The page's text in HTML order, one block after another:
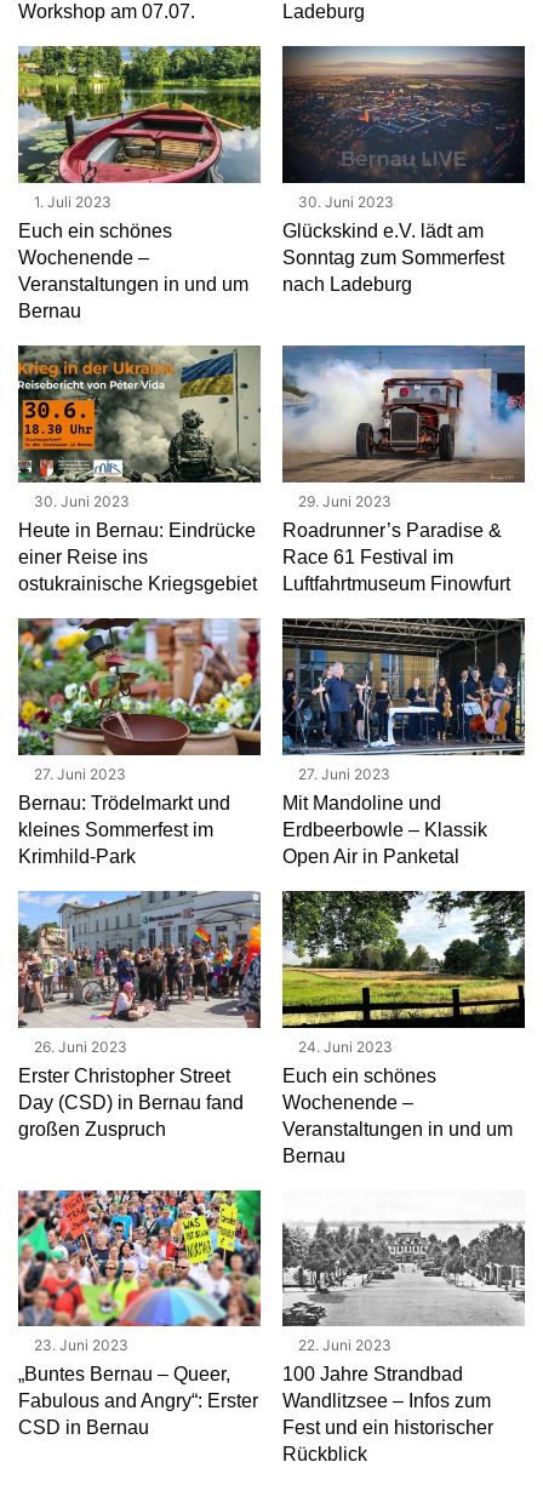
Workshop am 07.07.
Ladeburg
1. Juli 2023
Euch ein schönes
Wochenende –
Veranstaltungen in und um
Bernau
30. Juni 2023
Glückskind e.V. lädt am
Sonntag zum Sommerfest
nach Ladeburg
30. Juni 2023
Heute in Bernau: Eindrücke
einer Reise ins
ostukrainische Kriegsgebiet
29. Juni 2023
Roadrunner’s Paradise &
Race 61 Festival im
Luftfahrtmuseum Finowfurt
27. Juni 2023
Bernau: Trödelmarkt und
kleines Sommerfest im
Krimhild-Park
27. Juni 2023
Mit Mandoline und
Erdbeerbowle – Klassik
Open Air in Panketal
26. Juni 2023
Erster Christopher Street
Day (CSD) in Bernau fand
großen Zuspruch
24. Juni 2023
Euch ein schönes
Wochenende –
Veranstaltungen in und um
Bernau
23. Juni 2023
„Buntes Bernau – Queer,
Fabulous and Angry“: Erster
CSD in Bernau
22. Juni 2023
100 Jahre Strandbad
Wandlitzsee – Infos zum
Fest und ein historischer
Rückblick